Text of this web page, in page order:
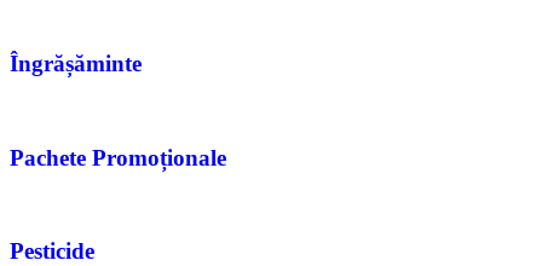
Îngrășăminte
Pachete Promoționale
Pesticide